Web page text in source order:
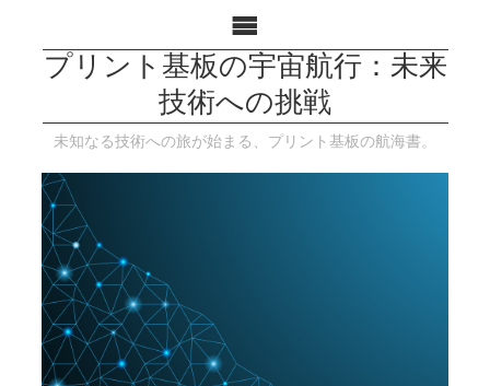
プリント基板の宇宙航行：未来
技術への挑戦
未知なる技術への旅が始まる、プリント基板の航海書。